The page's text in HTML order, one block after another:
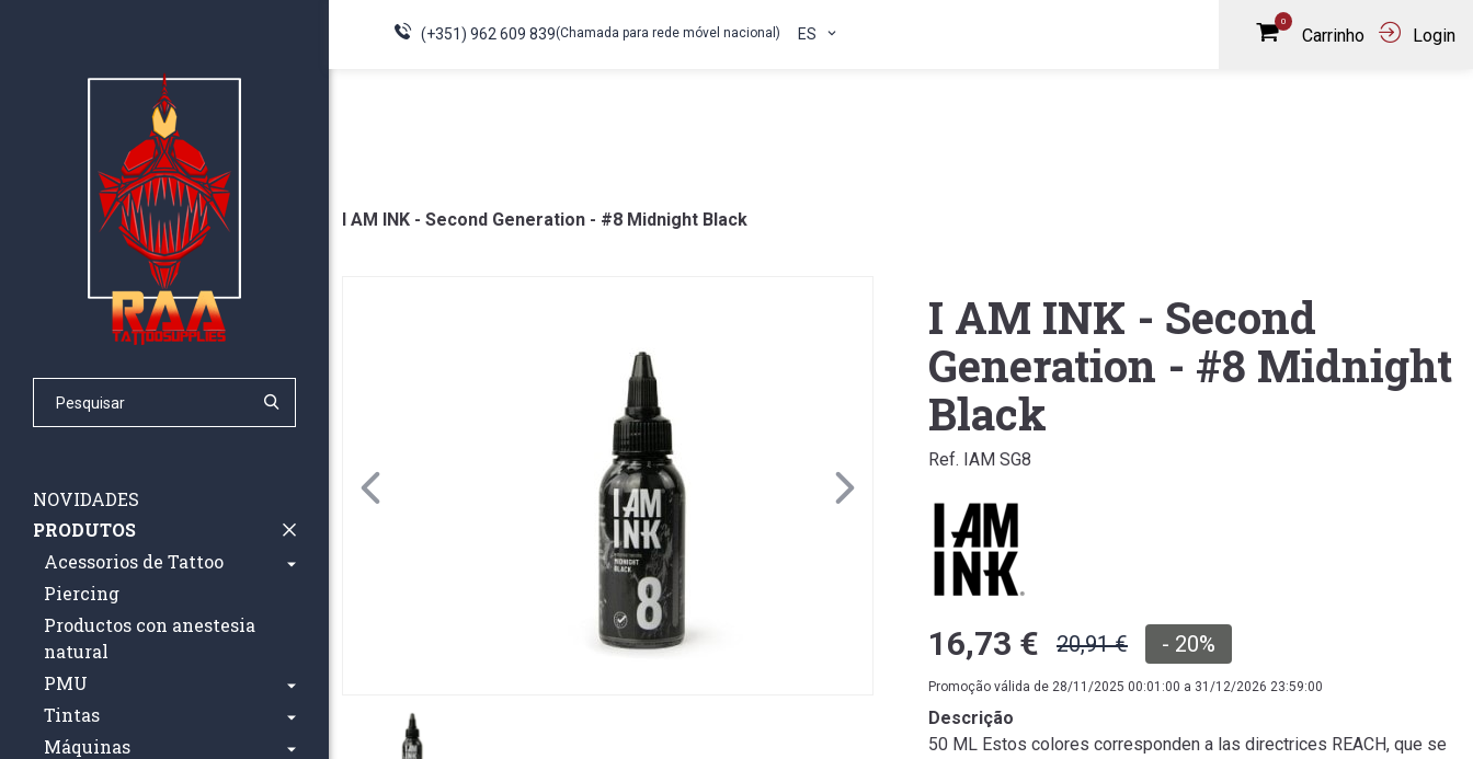
NOVIDADES
PRODUTOS
Acessorios de Tattoo
Piercing
Productos con anestesia
natural
PMU
Tintas
Máquinas
(+351) 962 609 839(Chamada para rede móvel nacional) ES
0
Carrinho Login
I AM INK - Second Generation - #8 Midnight Black
I AM INK - Second
Generation - #8 Midnight
Black
Ref. IAM SG8
16,73 € 20,91 € - 20%
Promoção válida de 28/11/2025 00:01:00 a 31/12/2026 23:59:00
Descrição
50 ML Estos colores corresponden a las directrices REACH, que se